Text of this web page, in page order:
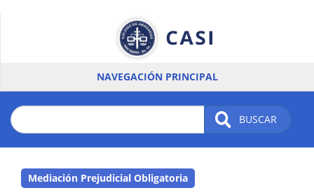
NAVEGACIÓN PRINCIPAL
BUSCAR
Mediación Prejudicial Obligatoria